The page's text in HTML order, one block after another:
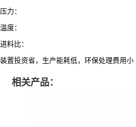
压力：
温度：
进料比：
装置投资省，生产能耗低，环保处理费用小
相关产品：